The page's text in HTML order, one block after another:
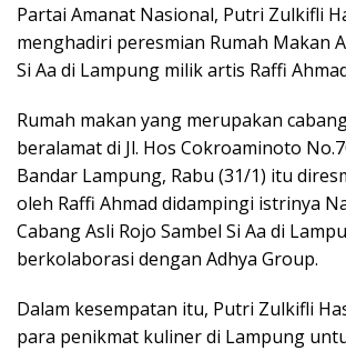
Partai Amanat Nasional, Putri Zulkifli
menghadiri peresmian Rumah Makan
Si Aa di Lampung milik artis Raffi
Rumah makan yang merupakan
beralamat di Jl. Hos Cokroaminoto
Bandar Lampung, Rabu (31/1) itu
oleh Raffi Ahmad didampingi istrinya
Cabang Asli Rojo Sambel Si Aa di
berkolaborasi dengan Adhya Group.
Dalam kesempatan itu, Putri Zulkifli
para penikmat kuliner di Lampung